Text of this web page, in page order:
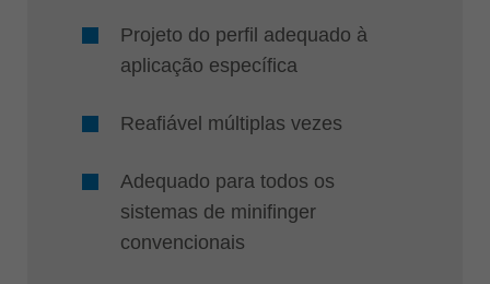
Projeto do perfil adequado à
aplicação específica
Reafiável múltiplas vezes
Adequado para todos os
sistemas de minifinger
convencionais